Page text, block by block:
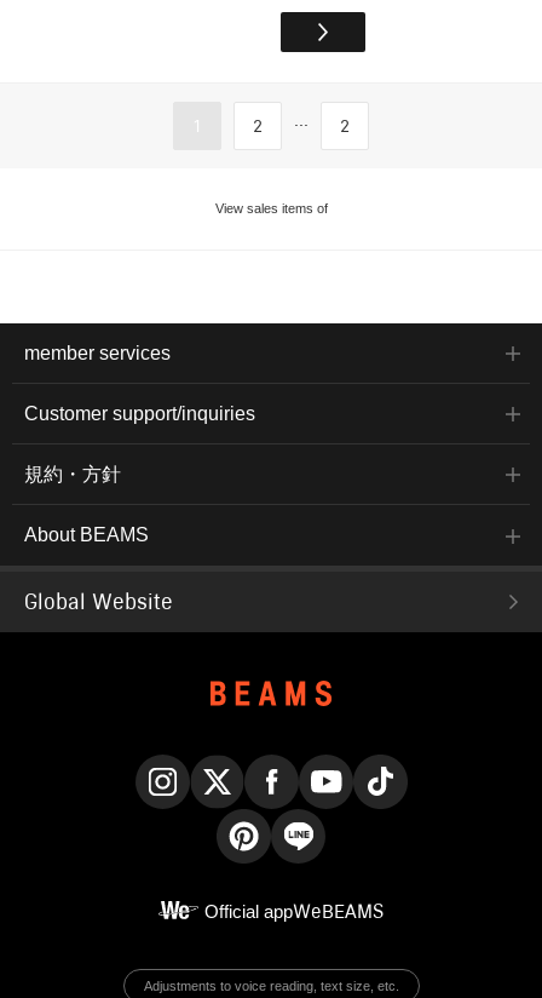
1 2 ... 2
View sales items of
member services
Customer support/inquiries
規約・方針
About BEAMS
Global Website
Official appWeBEAMS
Adjustments to voice reading, text size, etc.